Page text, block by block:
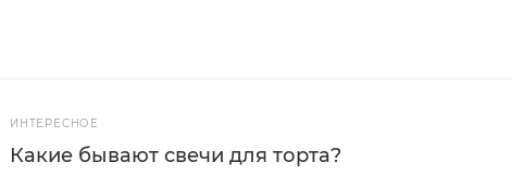
ИНТЕРЕСНОЕ
Какие бывают свечи для торта?